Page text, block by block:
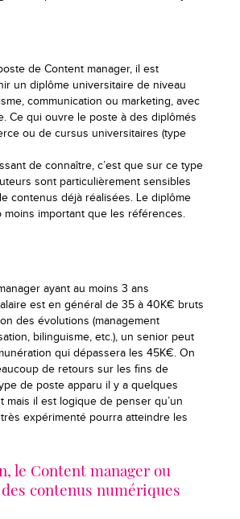
de Content manager, il est
un diplôme universitaire de niveau
communication ou marketing, avec
Ce qui ouvre le poste à des diplômés
ou de cursus universitaires (type
de connaître, c’est que sur ce type
sont particulièrement sensibles
contenus déjà réalisées. Le diplôme
moins important que les références.
ayant au moins 3 ans
est en général de 35 à 40K€ bruts
des évolutions (management
bilinguisme, etc.), un senior peut
qui dépassera les 45K€. On
de retours sur les fins de
de poste apparu il y a quelques
mais il est logique de penser qu’un
expérimenté pourra atteindre les
le Content manager ou
contenus numériques